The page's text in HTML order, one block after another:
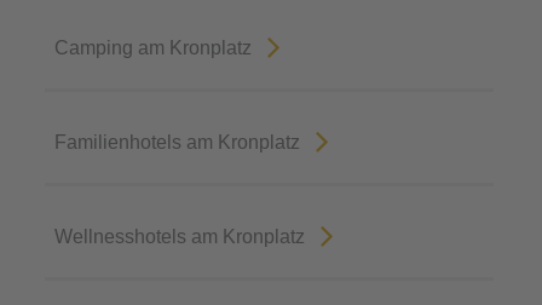
Camping am Kronplatz
Familienhotels am Kronplatz
Wellnesshotels am Kronplatz